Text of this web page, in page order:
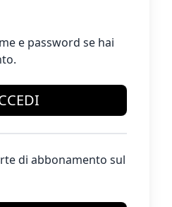
e password se hai
di abbonamento sul